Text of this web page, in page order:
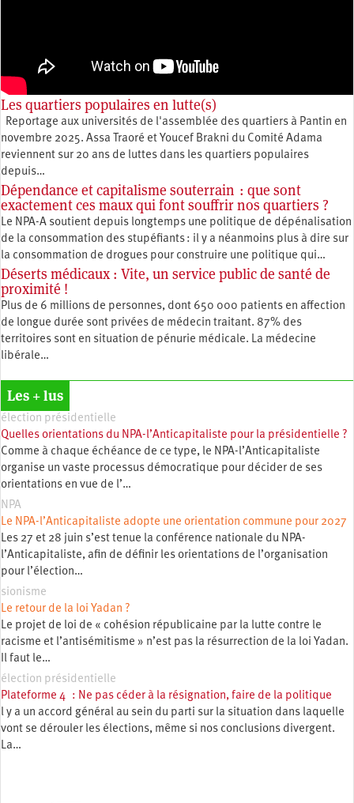
Les quartiers populaires en lutte(s)
Reportage aux universités de l'assemblée des quartiers à Pantin en
novembre 2025. Assa Traoré et Youcef Brakni du Comité Adama
reviennent sur 20 ans de luttes dans les quartiers populaires
depuis…
Dépendance et capitalisme souterrain : que sont
exactement ces maux qui font souffrir nos quartiers ?
Le NPA-A soutient depuis longtemps une politique de dépénalisation
de la consommation des stupéfiants : il y a néanmoins plus à dire sur
la consommation de drogues pour construire une politique qui…
Déserts médicaux : Vite, un service public de santé de
proximité !
Plus de 6 millions de personnes, dont 650 000 patients en affection
de longue durée sont privées de médecin traitant. 87% des
territoires sont en situation de pénurie médicale. La médecine
libérale…
Les + lus
élection présidentielle
Quelles orientations du NPA-l’Anticapitaliste pour la présidentielle ?
Comme à chaque échéance de ce type, le NPA-l’Anticapitaliste
organise un vaste processus démocratique pour décider de ses
orientations en vue de l’…
NPA
Le NPA-l’Anticapitaliste adopte une orientation commune pour 2027
Les 27 et 28 juin s’est tenue la conférence nationale du NPA-
l’Anticapitaliste, afin de définir les orientations de l’organisation
pour l’élection…
sionisme
Le retour de la loi Yadan ?
Le projet de loi de « cohésion républicaine par la lutte contre le
racisme et l’antisémitisme » n’est pas la résurrection de la loi Yadan.
Il faut le…
élection présidentielle
Plateforme 4 : Ne pas céder à la résignation, faire de la politique
l y a un accord général au sein du parti sur la situation dans laquelle
vont se dérouler les élections, même si nos conclusions divergent.
La…